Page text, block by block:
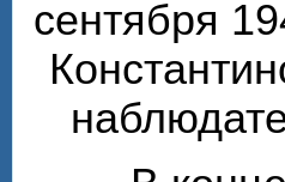
сентября